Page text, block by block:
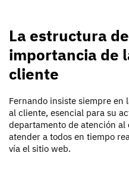
La estructura
importancia de
cliente
Fernando insiste siempre
al cliente, esencial para su
departamento de atención
atender a todos en tiempo
vía el sitio web.